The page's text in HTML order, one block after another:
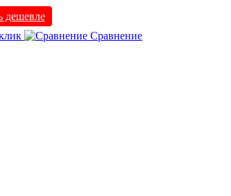
дешевле
Сравнение